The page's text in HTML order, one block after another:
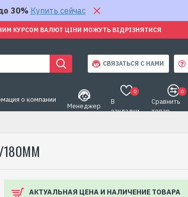
30% Купить сейчас
КУРСОМ ВАЛЮТ ЦІНИ МОЖУТЬ ВІДРІЗНЯТИСЯ
СВЯЗАТЬСЯ С НАМИ
о компании
Менеджер
В
закладки
0
Сравнить
товар
0
180ММ
АКТУАЛЬНАЯ ЦЕНА И НАЛИЧЕНИЕ ТОВАРА